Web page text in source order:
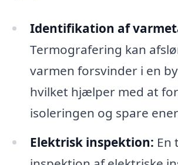
Identifikation af
Termografering kan
varmen forsvinder i en
hvilket hjælper med at
isoleringen og spare
Elektrisk inspektion: En